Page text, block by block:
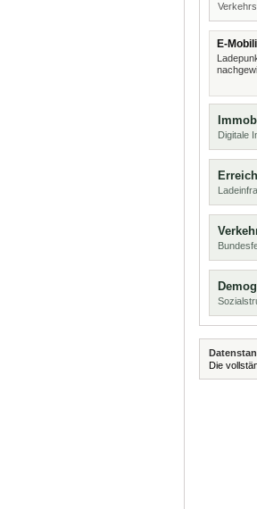
E-
Digitale
Die